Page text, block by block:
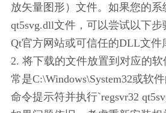
放矢量图形）文件。如果您的系
qt5svg.dll文件，可以尝试以下
Qt官方网站或可信任的DLL文件
2. 将下载的文件放置到对应的
常是C:\Windows\System32或软
命令提示符并执行`regsvr32